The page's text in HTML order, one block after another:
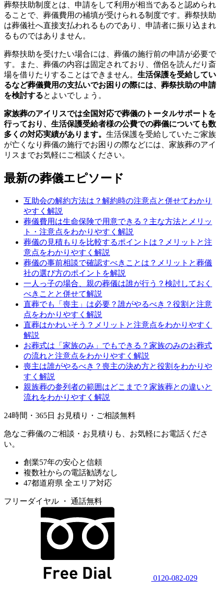
葬祭扶助制度とは、申請をして利用が相当であると認められ
ることで、葬儀費用の補填が受けられる制度です。葬祭扶助
は葬儀社へ直接支払われるものであり、申請者に振り込まれ
るものではありません。
葬祭扶助を受けたい場合には、葬儀の施行前の申請が必要で
す。また、葬儀の内容は固定されており、僧侶を読んだり斎
場を借りたりすることはできません。 生活保護を受給してい
るなど葬儀費用の支払いでお困りの際には、葬祭扶助の申請
を検討するとよいでしょう。
家族葬のアイリスでは全国対応で葬儀のトータルサポートを
行っており、生活保護受給者様の公費での葬儀についても数
多くの対応実績があります。 生活保護を受給していたご家族
が亡くなり葬儀の施行でお困りの際などには、家族葬のアイ
リスまでお気軽にご相談ください。
最新の葬儀エピソード
互助会の解約方法は？解約時の注意点と併せてわかり
やすく解説
葬儀費用は生命保険で用意できる？主な方法とメリッ
ト・注意点をわかりやすく解説
葬儀の見積もりを比較するポイントは？メリットと注
意点をわかりやすく解説
葬儀の事前相談で確認すべきことは？メリットと葬儀
社の選び方のポイントを解説
一人っ子の場合、親の葬儀は誰が行う？検討しておく
べきことと併せて解説
直葬でも「喪主」は必要？誰がやるべき？役割と注意
点をわかりやすく解説
直葬はかわいそう？メリットと注意点をわかりやすく
解説
お葬式は「家族のみ」でもできる？家族のみのお葬式
の流れと注意点をわかりやすく解説
喪主は誰がやるべき？喪主の決め方と役割をわかりや
すく解説
親族葬の参列者の範囲はどこまで？家族葬との違いと
流れをわかりやすく解説
24時間・365日 お見積り・ご相談無料
急なご葬儀のご相談・お見積りも、お気軽にお電話くださ
い。
創業57年の安心と信頼
複数社からの電話勧誘なし
47都道府県 全エリア対応
フリーダイヤル ・ 通話無料
0120-082-029